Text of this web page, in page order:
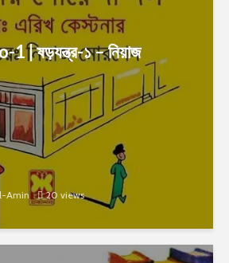
| ষড়যন্ত্র-১ – নিয়াজ
Amin 20 views